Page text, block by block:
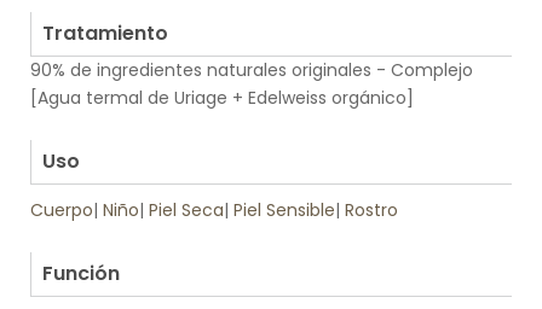
Tratamiento
90% de ingredientes naturales originales - Complejo
[Agua termal de Uriage + Edelweiss orgánico]
Uso
Cuerpo| Niño| Piel Seca| Piel Sensible| Rostro
Función